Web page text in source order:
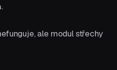
ale modul střechy